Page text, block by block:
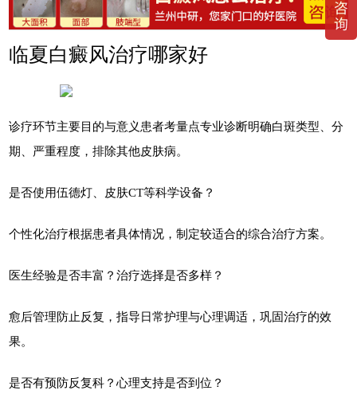
临夏白癜风治疗哪家好
诊疗环节主要目的与意义患者考量点专业诊断明确白斑类型、分
期、严重程度，排除其他皮肤病。
是否使用伍德灯、皮肤CT等科学设备？
个性化治疗根据患者具体情况，制定较适合的综合治疗方案。
医生经验是否丰富？治疗选择是否多样？
愈后管理防止反复，指导日常护理与心理调适，巩固治疗的效
果。
是否有预防反复科？心理支持是否到位？